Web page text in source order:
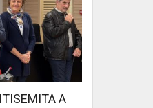
A